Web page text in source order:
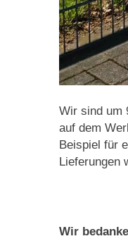
Wir sind um
auf dem
Beispiel für
Lieferungen
Wir